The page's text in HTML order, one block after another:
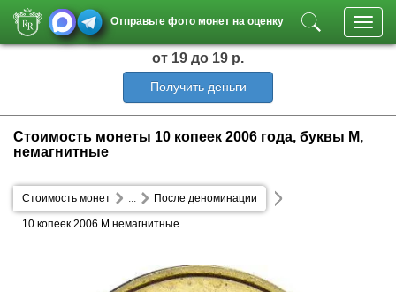
Отправьте фото монет на оценку
от 19 до 19 р.
Получить деньги
Стоимость монеты 10 копеек 2006 года, буквы М,
немагнитные
Стоимость монет После деноминации
...
10 копеек 2006 М немагнитные